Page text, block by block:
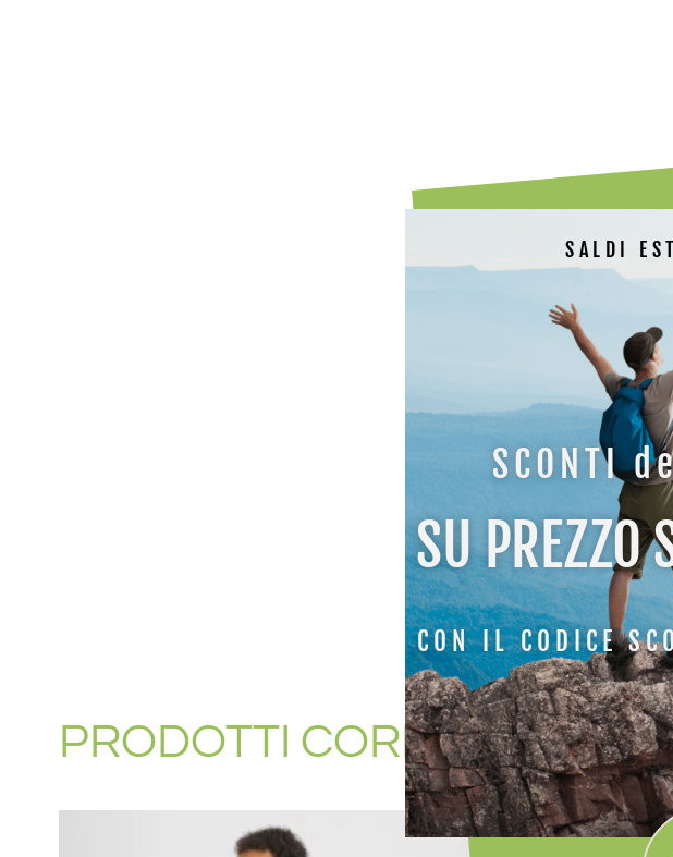
PRODOTTI CORRELATI
-30%
SALDI
SCONTI
SU PREZZO
CON IL CODICE